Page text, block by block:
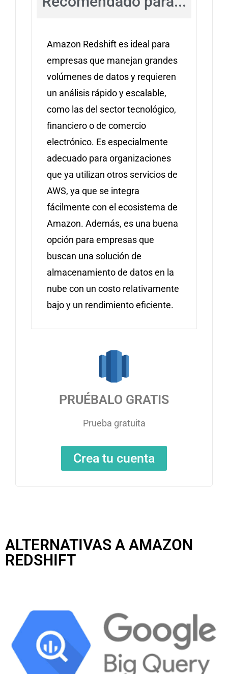
Amazon Redshift es ideal para
empresas que manejan grandes
volúmenes de datos y requieren
un análisis rápido y escalable,
como las del sector tecnológico,
financiero o de comercio
electrónico. Es especialmente
adecuado para organizaciones
que ya utilizan otros servicios de
AWS, ya que se integra
fácilmente con el ecosistema de
Amazon. Además, es una buena
opción para empresas que
buscan una solución de
almacenamiento de datos en la
nube con un costo relativamente
bajo y un rendimiento eficiente.
PRUÉBALO GRATIS
Prueba gratuita
Crea tu cuenta
ALTERNATIVAS A AMAZON
REDSHIFT